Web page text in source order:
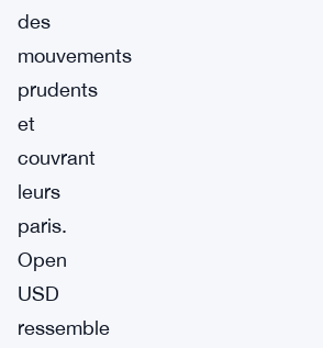
des
mouvements
prudents
et
couvrant
leurs
paris.
Open
USD
ressemble